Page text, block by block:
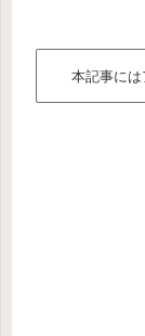
本記事には